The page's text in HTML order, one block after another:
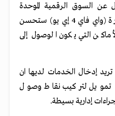
عن السوق الرقمية الموحدة
أندروس أنسيب: «إن مبادرة (واي فاي 4 إي يو) ستحسن
التي يكون الوصول إلى
تريد إدخال الخدمات لديها ان
لتركيب نقاط وصول
إدارية بسيطة.